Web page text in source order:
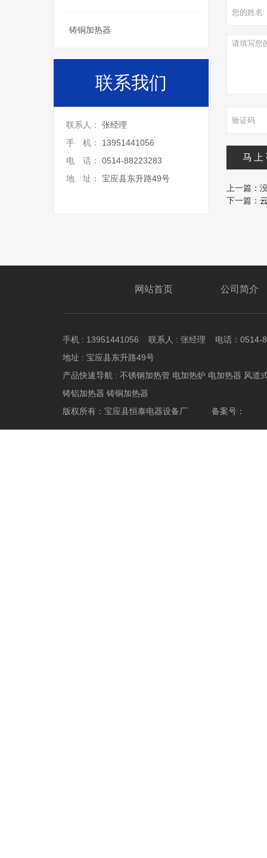
铸铜加热器
联系我们
联系人：
张经理
手 机：
13951441056
电 话：
0514-88223283
地 址：
宝应县东升路49号
马
上一篇：
下一篇：
网站首页 公司简介
手机 : 13951441056 联系人 : 张经理 电话：0514-
地址 : 宝应县东升路49号
产品快速导航 : 不锈钢加热管 电加热炉 电加热器 风道
铸铝加热器 铸铜加热器
版权所有：宝应县恒泰电器设备厂 备案号：